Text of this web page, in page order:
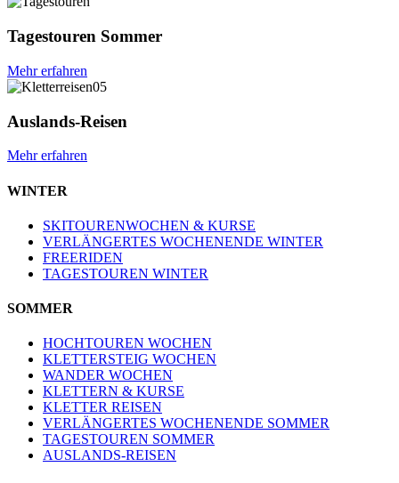
Tagestouren Sommer
Mehr erfahren
Auslands-Reisen
Mehr erfahren
WINTER
SKITOURENWOCHEN & KURSE
VERLÄNGERTES WOCHENENDE WINTER
FREERIDEN
TAGESTOUREN WINTER
SOMMER
HOCHTOUREN WOCHEN
KLETTERSTEIG WOCHEN
WANDER WOCHEN
KLETTERN & KURSE
KLETTER REISEN
VERLÄNGERTES WOCHENENDE SOMMER
TAGESTOUREN SOMMER
AUSLANDS-REISEN